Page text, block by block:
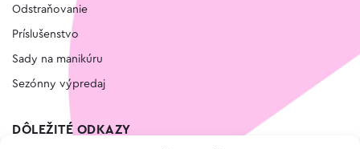
Odstraňovanie
Príslušenstvo
Sady na manikúru
Sezónny výpredaj
DÔLEŽITÉ ODKAZY